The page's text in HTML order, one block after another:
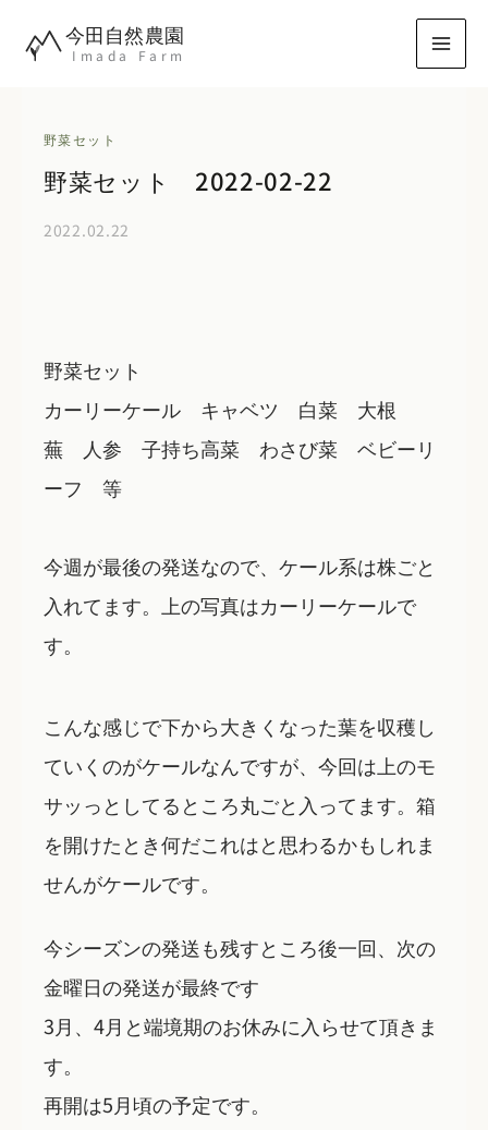
今田自然農園
Imada Farm
野菜セット
野菜セット 2022-02-22
2022.02.22
野菜セット
カーリーケール キャベツ 白菜 大根
蕪 人参 子持ち高菜 わさび菜 ベビーリ
ーフ 等
今週が最後の発送なので、ケール系は株ごと
入れてます。上の写真はカーリーケールで
す。
こんな感じで下から大きくなった葉を収穫し
ていくのがケールなんですが、今回は上のモ
サッっとしてるところ丸ごと入ってます。箱
を開けたとき何だこれはと思わるかもしれま
せんがケールです。
今シーズンの発送も残すところ後一回、次の
金曜日の発送が最終です
3月、4月と端境期のお休みに入らせて頂きま
す。
再開は5月頃の予定です。